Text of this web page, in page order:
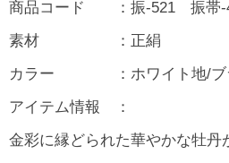
商品コード ：振-521 振帯-
素材 ：正絹
カラー ：ホワイト地/ブ
アイテム情報 ：
金彩に縁どられた華やかな牡丹